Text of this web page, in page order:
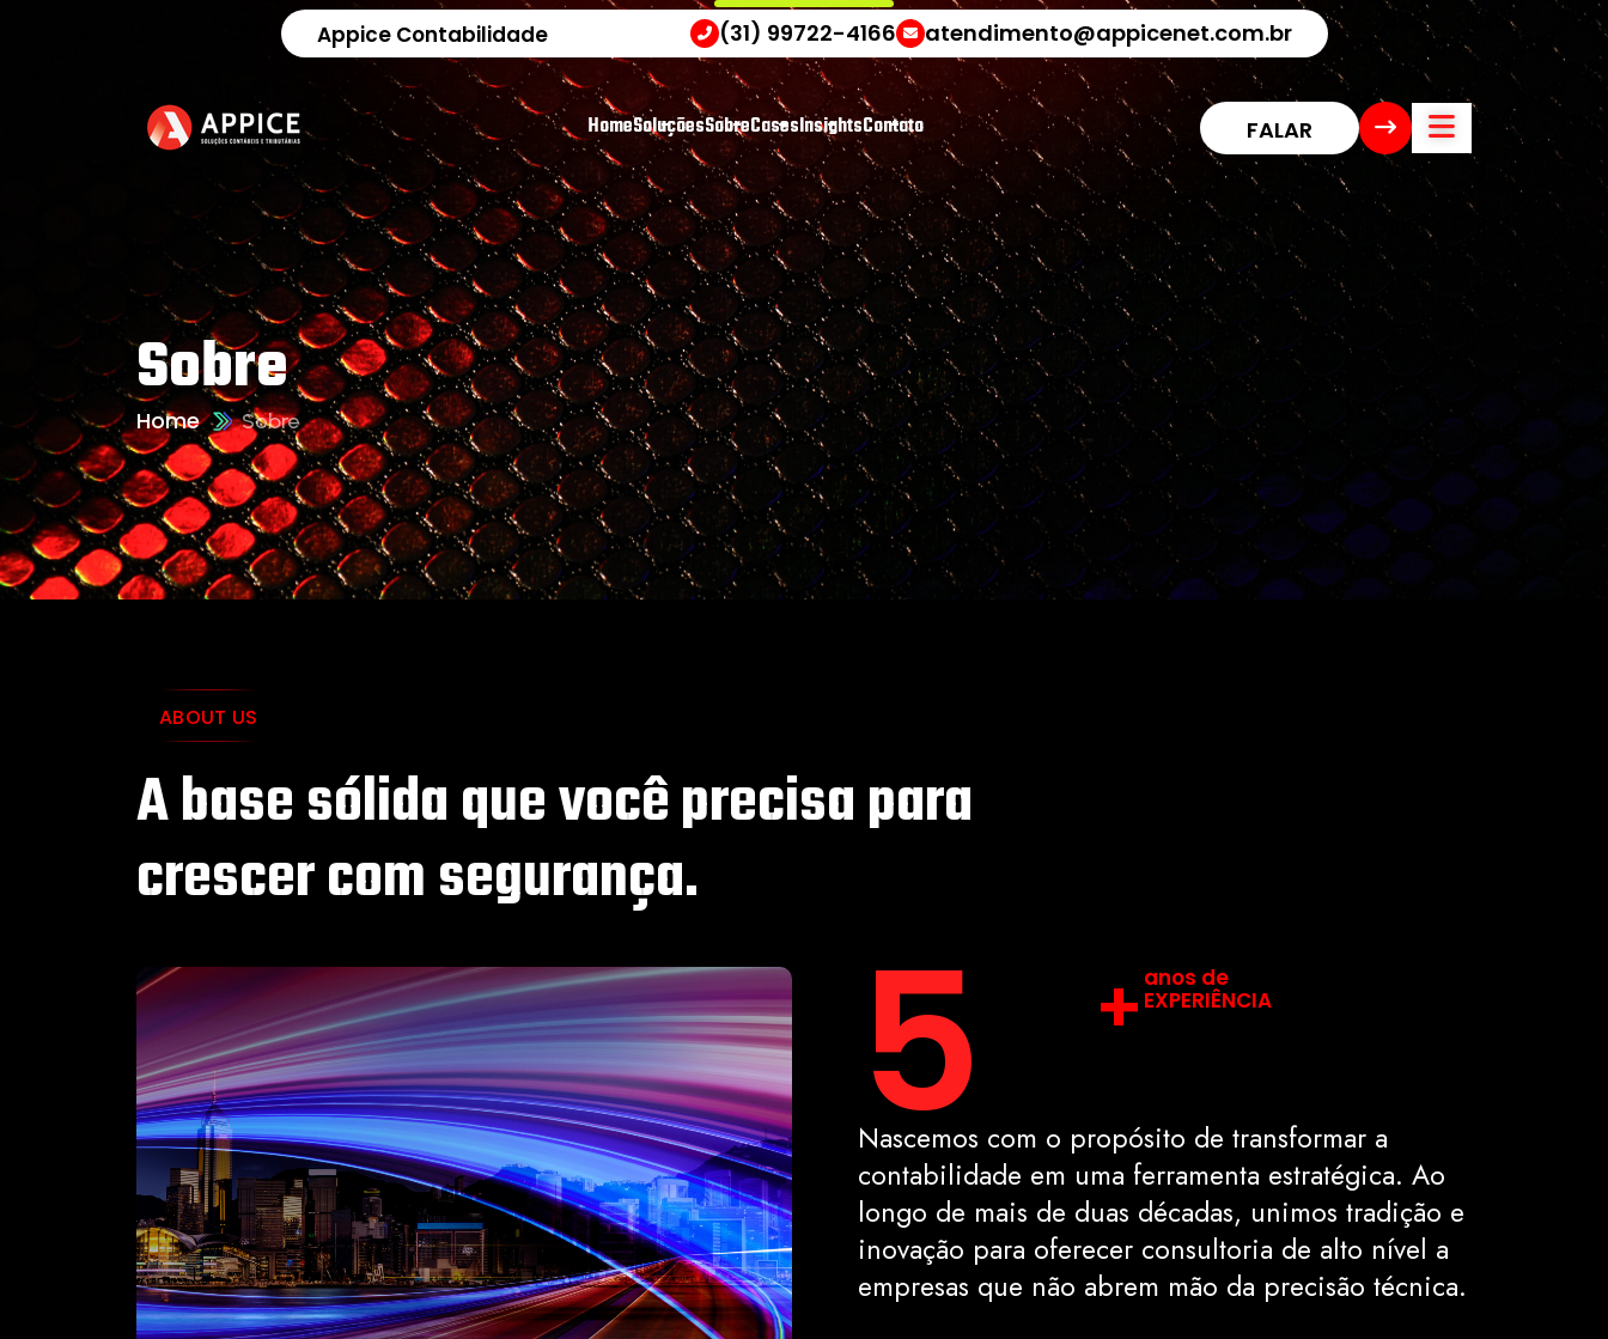
Appice Contabilidade (31) 99722-4166 atendimento@appicenet.com.br
HomeSoluçõesSobreCasesInsightsContato FALAR
Sobre
Home Sobre
ABOUT US
A base sólida que você precisa para
crescer com segurança.
12 + anos de
EXPERIÊNCIA
Nascemos com o propósito de transformar a
contabilidade em uma ferramenta estratégica. Ao
longo de mais de duas décadas, unimos tradição e
inovação para oferecer consultoria de alto nível a
empresas que não abrem mão da precisão técnica.